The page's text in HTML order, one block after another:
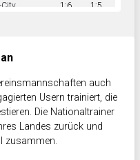
City 1:6 1:5
auch
Usern trainiert, die
Die Nationaltrainer
Landes zurück und
zusammen.